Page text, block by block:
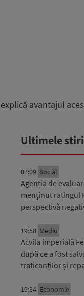
avantajul
Ultimele stiri
07:09 Social
Agenția de
menținut ratingul
perspectivă
19:58 Mediu
Acvila imperială
după ce a fost
traficanților și
19:34 Economie